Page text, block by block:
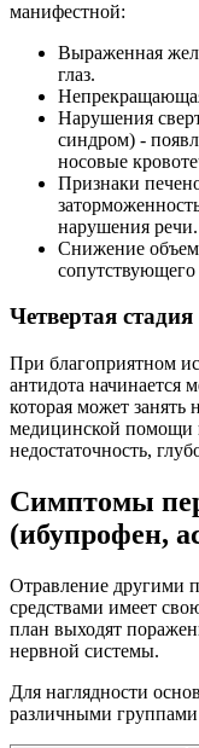
манифестной:
Выраженная
глаз.
Нарушения
синдром) -
носовые
Признаки
нарушения речи.
Снижение
Четвертая
При благоприятном
антидота начинается
которая может занять
медицинской помощи
недостаточность,
Симптомы
(ибупрофен,
Отравление другими
средствами имеет
план выходят
нервной системы.
Для наглядности
различными